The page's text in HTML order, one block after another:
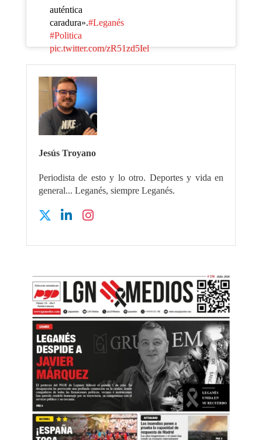
auténtica
caradura».#Leganés
#Politica
pic.twitter.com/zR51zd5Iel
Jesús Troyano
Periodista de esto y lo otro. Deportes y vida en
general... Leganés, siempre Leganés.